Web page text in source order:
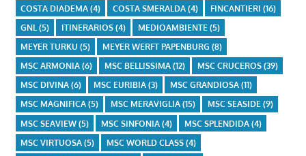
COSTA DIADEMA(4) COSTA SMERALDA(4) FINCANTIERI (16)
GNL (5) ITINERARIOS(4) MEDIOAMBIENTE (5)
MEYER TURKU (5) MEYER WERFT PAPENBURG (8)
MSC ARMONIA(6) MSC BELLISSIMA(12) MSC CRUCEROS(39)
MSC DIVINA(6) MSC EURIBIA(3) MSC GRANDIOSA(11)
MSC MAGNIFICA(5) MSC MERAVIGLIA(15) MSC SEASIDE(9)
MSC SEAVIEW(5) MSC SINFONIA(4) MSC SPLENDIDA(4)
MSC VIRTUOSA(5) MSC WORLD CLASS(4)